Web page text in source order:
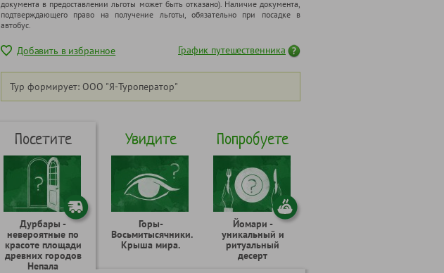
документа в предоставлении льготы может быть отказано). Наличие документа,
подтверждающего право на получение льготы, обязательно при посадке в
автобус.
Добавить в избранное График путешественника
Тур формирует: ООО "Я-Туроператор"
Посетите
Дурбары -
невероятные по
красоте площади
древних городов
Непала
Увидите
Горы-
Восьмитысячники.
Крыша мира.
Попробуете
Йомари -
уникальный и
ритуальный
десерт